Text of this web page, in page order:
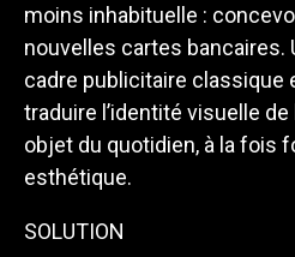
moins inhabituelle :
nouvelles cartes bancaires.
cadre publicitaire classique
traduire l’identité visuelle
objet du quotidien, à la fois
esthétique.
SOLUTION